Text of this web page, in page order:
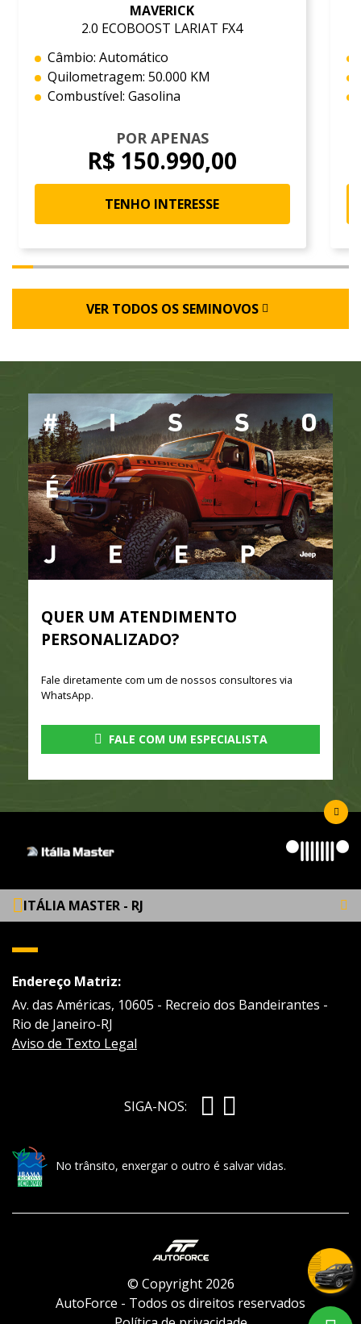
MAVERICK
2.0 ECOBOOST LARIAT FX4
Câmbio: Automático
Quilometragem: 50.000 KM
Combustível: Gasolina
POR APENAS
R$ 150.990,00
TENHO INTERESSE
VER TODOS OS SEMINOVOS
QUER UM ATENDIMENTO
PERSONALIZADO?
Fale diretamente com um de nossos consultores via
WhatsApp.
FALE COM UM ESPECIALISTA
ITÁLIA MASTER - RJ
Endereço Matriz:
Av. das Américas, 10605 - Recreio dos Bandeirantes -
Rio de Janeiro-RJ
Aviso de Texto Legal
SIGA-NOS:
No trânsito, enxergar o outro é salvar vidas.
© Copyright 2026
AutoForce - Todos os direitos reservados